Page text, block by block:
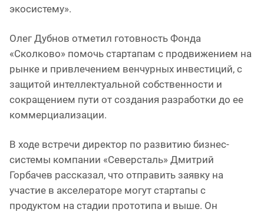
экосистему».
Олег Дубнов отметил готовность Фонда
«Сколково» помочь стартапам с продвижением на
рынке и привлечением венчурных инвестиций, с
защитой интеллектуальной собственности и
сокращением пути от создания разработки до ее
коммерциализации.
В ходе встречи директор по развитию бизнес-
системы компании «Северсталь» Дмитрий
Горбачев рассказал, что отправить заявку на
участие в акселераторе могут стартапы с
продуктом на стадии прототипа и выше. Он